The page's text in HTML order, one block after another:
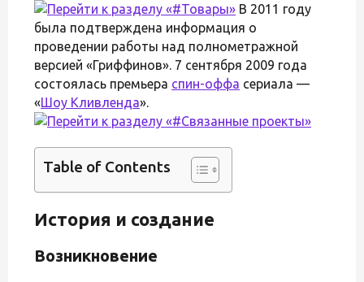
В 2011 году
была подтверждена информация о
проведении работы над полнометражной
версией «Гриффинов». 7 сентября 2009 года
состоялась премьера спин-оффа сериала —
«Шоу Кливленда».
Table of Contents
История и создание
Возникновение